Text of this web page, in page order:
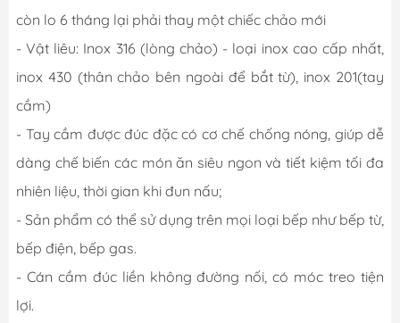
còn lo 6 tháng lại phải thay một chiếc chảo mới
- Vật liêu: Inox 316 (lòng chảo) - loại inox cao cấp nhất,
inox 430 (thân chảo bên ngoài để bắt từ), inox 201(tay
cầm)
- Tay cầm được đúc đặc có cơ chế chống nóng, giúp dễ
dàng chế biến các món ăn siêu ngon và tiết kiệm tối đa
nhiên liệu, thời gian khi đun nấu;
- Sản phẩm có thể sử dụng trên mọi loại bếp như bếp từ,
bếp điện, bếp gas.
- Cán cầm đúc liền không đường nối, có móc treo tiện
lợi.